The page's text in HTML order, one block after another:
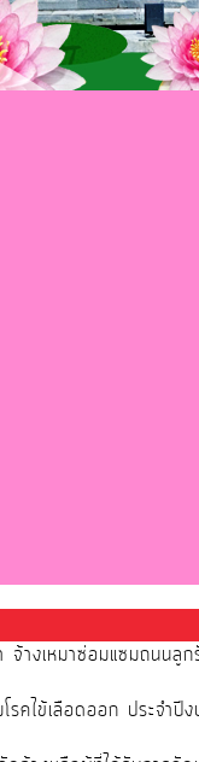
างเหมาซ่อมแซมถนน
โรคไข้เลือดออก ประจ